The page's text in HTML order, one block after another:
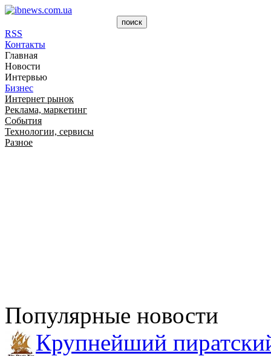
RSS
Контакты
Главная
Новости
Интервью
Бизнес
Интернет рынок
Реклама, маркетинг
События
Технологии, сервисы
Разное
Популярные новости
Крупнейший